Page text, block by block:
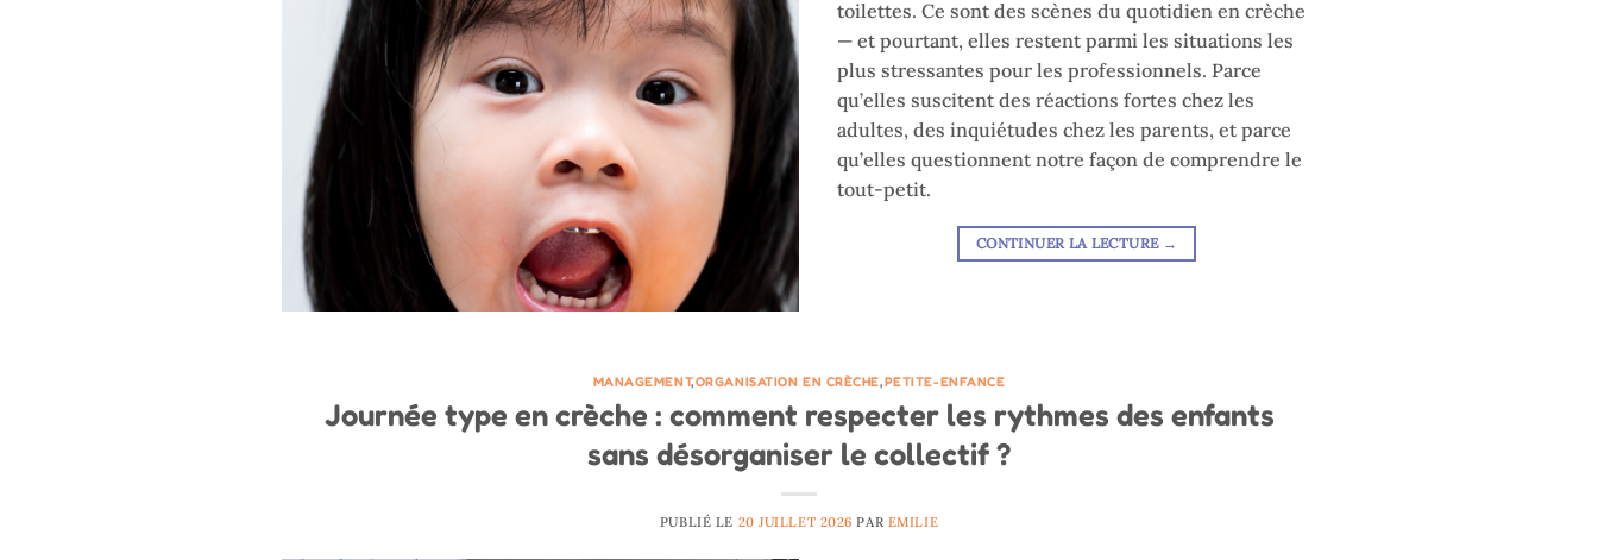
toilettes. Ce sont des scènes du quotidien en crèche
— et pourtant, elles restent parmi les situations les
plus stressantes pour les professionnels. Parce
qu’elles suscitent des réactions fortes chez les
adultes, des inquiétudes chez les parents, et parce
qu’elles questionnent notre façon de comprendre le
tout-petit.
CONTINUER LA LECTURE →
MANAGEMENT,ORGANISATION EN CRÈCHE,PETITE-ENFANCE
Journée type en crèche : comment respecter les rythmes des enfants
sans désorganiser le collectif ?
PUBLIÉ LE 20 JUILLET 2026 PAR EMILIE